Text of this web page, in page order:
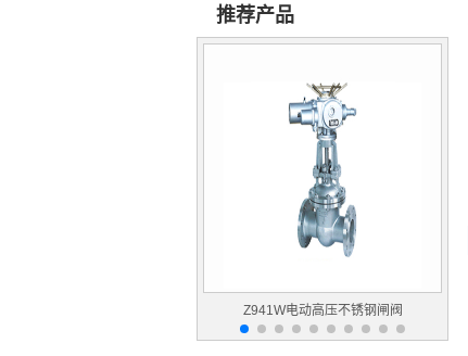
推荐产品
Z941W电动高压不锈钢闸阀